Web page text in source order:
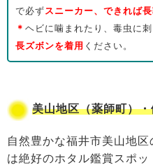
で必ず スニーカー、できれば
＊ ヘビに噛まれたり、毒虫に
長ズボンを着用 ください。
美山地区（薬師町）
自然豊かな福井市美山地区
は絶好のホタル鑑賞スポ